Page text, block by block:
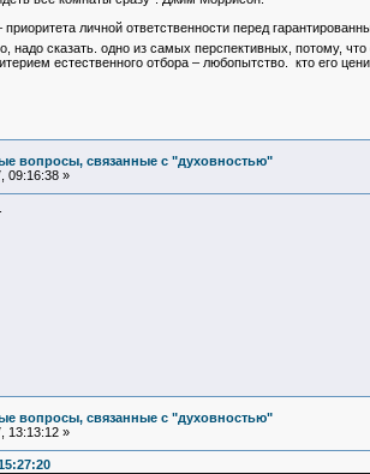
личной ответственности перед
надо сказать. одно из самых перспективных, потому,
естественного отбора – любопытство. кто его
вопросы, связанные с "духовностью"
09:16:38 »
вопросы, связанные с "духовностью"
13:13:12 »